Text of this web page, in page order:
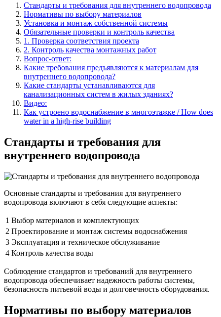
Стандарты и требования для внутреннего водопровода
Нормативы по выбору материалов
Установка и монтаж собственной системы
Обязательные проверки и контроль качества
1. Проверка соответствия проекта
2. Контроль качества монтажных работ
Вопрос-ответ:
Какие требования предъявляются к материалам для
внутреннего водопровода?
Какие стандарты устанавливаются для
канализационных систем в жилых зданиях?
Видео:
Как устроено водоснабжение в многоэтажке / How does
water in a high-rise building
Стандарты и требования для
внутреннего водопровода
Основные стандарты и требования для внутреннего
водопровода включают в себя следующие аспекты:
1 Выбор материалов и комплектующих
2 Проектирование и монтаж системы водоснабжения
3 Эксплуатация и техническое обслуживание
4 Контроль качества воды
Соблюдение стандартов и требований для внутреннего
водопровода обеспечивает надежность работы системы,
безопасность питьевой воды и долговечность оборудования.
Нормативы по выбору материалов